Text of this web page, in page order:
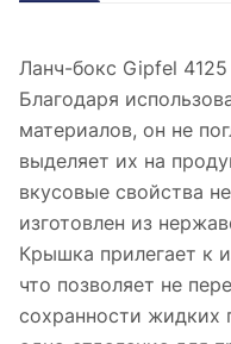
Ланч-бокс Gipfel 4125
Благодаря
материалов, он не
выделяет их на
вкусовые свойства
изготовлен из
Крышка прилегает к
что позволяет не
сохранности жидких